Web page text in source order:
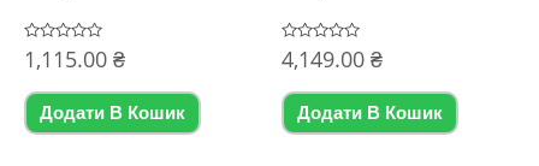
Оцінено
в
з
1,115.00 ₴
Додати В Кошик
Оцінено
в
з
4,149.00 ₴
Додати В Кошик